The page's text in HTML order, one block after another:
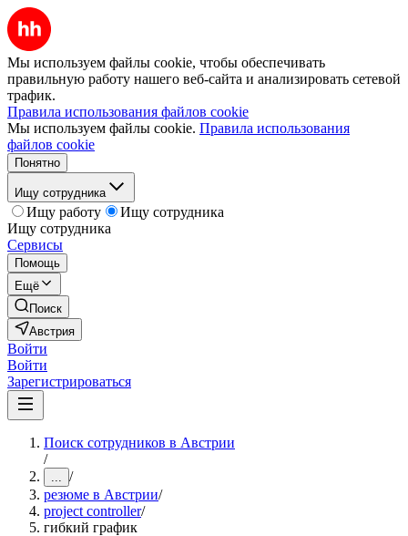
Мы используем файлы cookie, чтобы обеспечивать
правильную работу нашего веб-сайта и анализировать сетевой
трафик.
Правила использования файлов cookie
Мы используем файлы cookie. Правила использования
файлов cookie
Понятно
Ищу сотрудника
Ищу работу
Ищу сотрудника
Ищу сотрудника
Сервисы
Помощь
Ещё
Поиск
Австрия
Войти
Войти
Зарегистрироваться
Поиск сотрудников в Австрии
/
... /
резюме в Австрии/
project controller/
гибкий график